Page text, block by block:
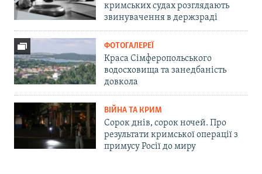
кримських судах розглядають
звинувачення в держзраді
ФОТОГАЛЕРЕЇ
Краса Сімферопольського
водосховища та занедбаність
довкола
ВІЙНА ТА КРИМ
Сорок днів, сорок ночей. Про
результати кримської операції з
примусу Росії до миру